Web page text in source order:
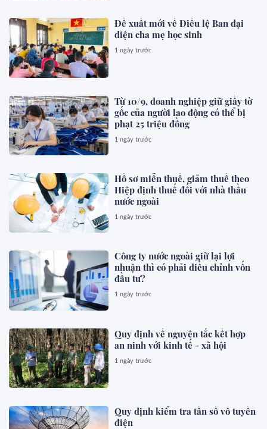
Đề xuất mới về Điều lệ Ban đại
diện cha mẹ học sinh
1 ngày trước
Từ 10/9, doanh nghiệp giữ giấy tờ
gốc của người lao động có thể bị
phạt 25 triệu đồng
1 ngày trước
Hồ sơ miễn thuế, giảm thuế theo
Hiệp định thuế đối với nhà thầu
nước ngoài
1 ngày trước
Công ty nước ngoài giữ lại lợi
nhuận thì có phải điều chỉnh vốn
đầu tư?
1 ngày trước
Quy định về nguyên tắc kết hợp
an ninh với kinh tế - xã hội
1 ngày trước
Quy định kiểm tra tần số vô tuyến
điện